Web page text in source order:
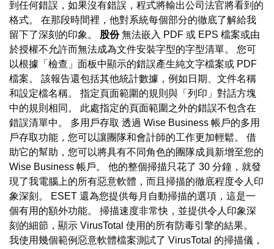
到任何錯誤，如果沒有錯誤，程式將輸出公司法官將看到的
格式。 在那段時間裡，他對系統每個部分的徹底了解給我
留下了深刻的印象。 股份無法嵌入 PDF 或 EPS 檔案或由
於授權不允許而無法成為文件安裝字型的字型清單。 您可
以根據「檢查」面板中顯示的錯誤產生純文字檔案或 PDF
檔案。 該報告還包括其他統計數據，例如日期、文件名稱
和設定檔名稱。 指定頁面範圍的規則與「列印」對話方塊
中的規則相同。 此處指定的頁面範圍之外的錯誤不包含在
錯誤清單中。 多用戶存取 透過 Wise Business 帳戶的多用
戶存取功能，您可以讓團隊和會計師的工作更加輕鬆。 借
助它的幫助，您可以將具有不同角色的團隊成員新增至您的
Wise Business 帳戶。 他的整個掃描只花了 30 分鐘，就發
現了我電腦上的所有惡意軟體，而且掃描的徹底程度令人印
象深刻。 ESET 還為您提供每月自動掃描的選項，這是一
個有用的額外功能。 掃描速度非常快，並提供令人印象深
刻的細節，顯示 VirusTotal 使用的所有防毒引擎的結果。
我使用幾個範例惡意軟體檔案測試了 VirusTotal 的掃描儀，